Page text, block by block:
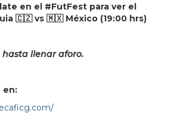
en el #FutFest para ver el
🇨🇿 vs 🇲🇽 México (19:00 hrs)
llenar aforo.
en: